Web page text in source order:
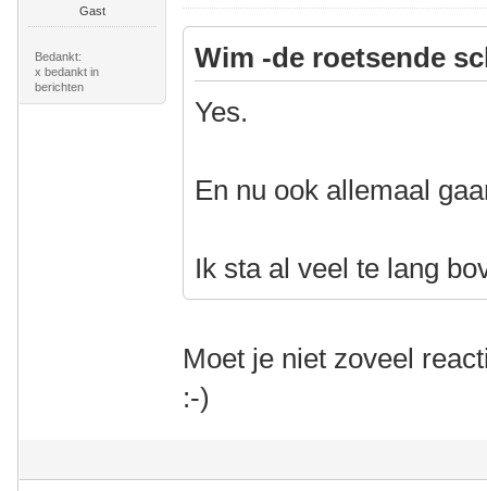
Gast
Bedankt:
x bedankt in
berichten
Wim -de roetsende
Yes.
En nu ook allemaal
Ik sta al veel te lang
Moet je niet zoveel
:-)